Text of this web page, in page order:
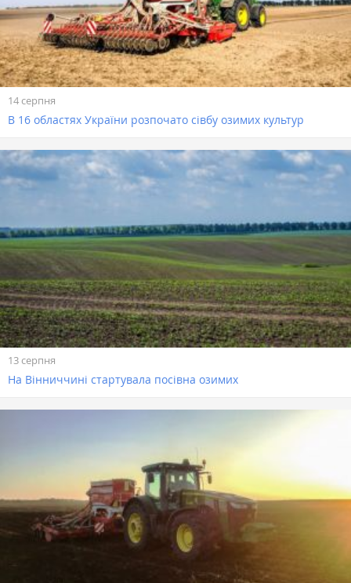
14 серпня
В 16 областях України розпочато сівбу озимих культур
13 серпня
На Вінниччині стартувала посівна озимих